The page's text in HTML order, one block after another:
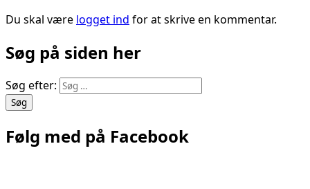
Du skal være logget ind for at skrive en kommentar.
Søg på siden her
Søg efter:
Følg med på Facebook